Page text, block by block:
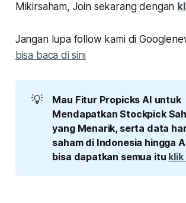
Mikirsaham, Join sekarang dengan
Jangan lupa follow kami di
bisa baca di sini
💡
Mau Fitur Propicks AI untuk
Mendapatkan Stockpick
yang Menarik, serta data
saham di Indonesia hingga
bisa dapatkan semua itu klik